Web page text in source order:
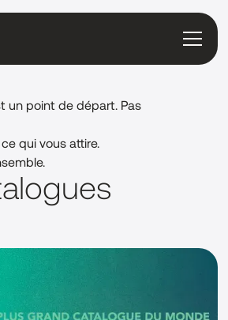
un point de départ. Pas
qui vous attire.